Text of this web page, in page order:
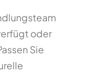
oder
Sie